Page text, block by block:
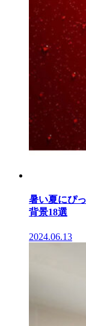
暑い夏にぴ
背景18選
2024.06.13